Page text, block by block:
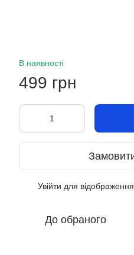
В наявності
499 грн
Увійти для
До обраного